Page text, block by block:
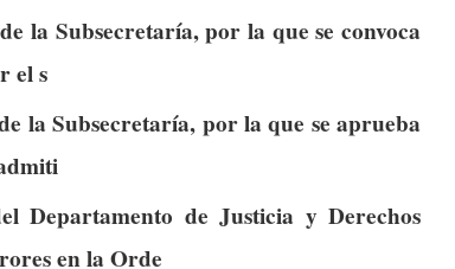
la Subsecretaría, por la que se convoca
el s
la Subsecretaría, por la que se aprueba
Departamento de Justicia y Derechos
en la Orde